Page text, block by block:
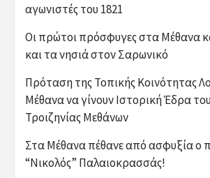
αγωνιστές του 1821
Οι πρώτοι πρόσφυγες στα Μέθανα
και τα νησιά στον Σαρωνικό
Πρόταση της Τοπικής Κοινότητας
Μέθανα να γίνουν Ιστορική Έδρα
Τροιζηνίας Μεθάνων
Στα Μέθανα πέθανε από ασφυξία ο
“Νικολός” Παλαιοκρασσάς!